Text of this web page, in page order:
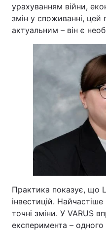
урахуванням війни,
змін у споживанні, цей
актуальним – він є
Практика показує, що
інвестицій.
точні зміни. У VARUS
експеримента – одного